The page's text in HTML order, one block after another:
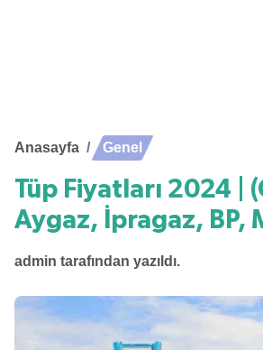
Anasayfa Genel
Tüp Fiyatları 2024 |
Aygaz, İpragaz, BP,
admin tarafından yazıldı.